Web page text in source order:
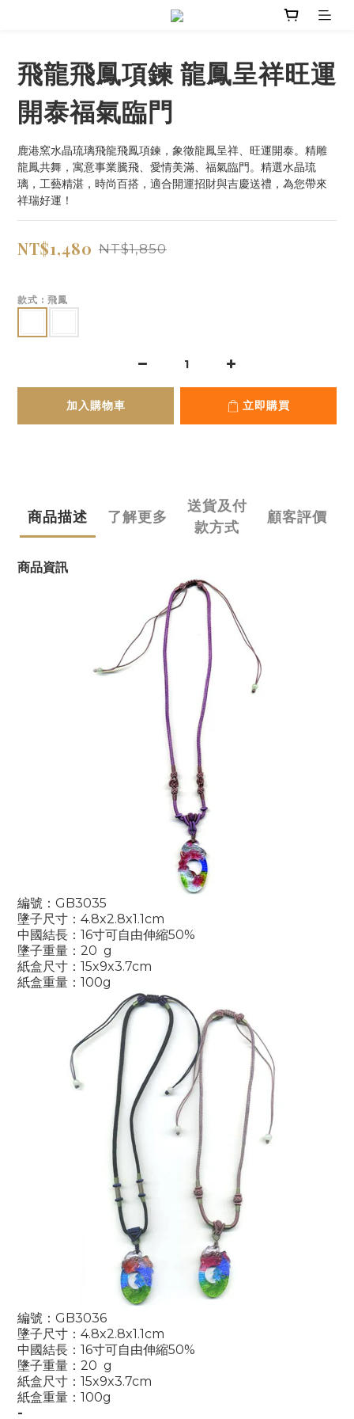
飛龍飛鳳項鍊 龍鳳呈祥旺運
開泰福氣臨門
鹿港窯水晶琉璃飛龍飛鳳項鍊，象徵龍鳳呈祥、旺運開泰。精雕
龍鳳共舞，寓意事業騰飛、愛情美滿、福氣臨門。精選水晶琉
璃，工藝精湛，時尚百搭，適合開運招財與吉慶送禮，為您帶來
祥瑞好運！
NT$1,480 NT$1,850
款式 : 飛鳳
加入購物車 立即購買
商品描述 了解更多
送貨及付
款方式
顧客評價
商品資訊
編號：GB3035
墬子尺寸：4.8x2.8x1.1cm
中國結長：16寸可自由伸縮50%
墬子重量：20 g
紙盒尺寸：15x9x3.7cm
紙盒重量：100g
編號：GB3036
墬子尺寸：4.8x2.8x1.1cm
中國結長：16寸可自由伸縮50%
墬子重量：20 g
紙盒尺寸：15x9x3.7cm
紙盒重量：100g
-